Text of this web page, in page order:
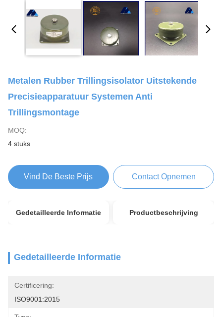
Metalen Rubber Trillingsisolator Uitstekende
Precisieapparatuur Systemen Anti
Trillingsmontage
MOQ:
4 stuks
Vind De Beste Prijs Contact Opnemen
Gedetailleerde Informatie Productbeschrijving
Gedetailleerde Informatie
Certificering:
ISO9001:2015